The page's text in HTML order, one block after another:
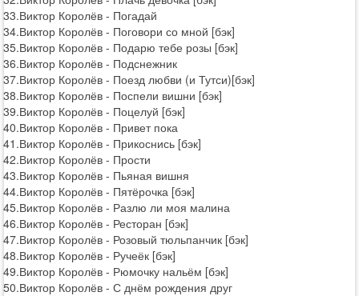
33.Виктор Королёв - Погадай
34.Виктор Королёв - Поговори со мной [бэк]
35.Виктор Королёв - Подарю тебе розы [бэк]
36.Виктор Королёв - Подснежник
37.Виктор Королёв - Поезд любви (и Тутси)[бэк]
38.Виктор Королёв - Поспели вишни [бэк]
39.Виктор Королёв - Поцелуй [бэк]
40.Виктор Королёв - Привет пока
41.Виктор Королёв - Прикоснись [бэк]
42.Виктор Королёв - Прости
43.Виктор Королёв - Пьяная вишня
44.Виктор Королёв - Пятёрочка [бэк]
45.Виктор Королёв - Разлю ли моя малина
46.Виктор Королёв - Ресторан [бэк]
47.Виктор Королёв - Розовый тюльпанчик [бэк]
48.Виктор Королёв - Ручеёк [бэк]
49.Виктор Королёв - Рюмочку нальём [бэк]
50.Виктор Королёв - С днём рождения друг